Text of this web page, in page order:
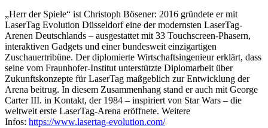
„Herr der Spiele“ ist Christoph Bösener: 2016 gründete er mit
LaserTag Evolution Düsseldorf eine der modernsten LaserTag-
Arenen Deutschlands – ausgestattet mit 33 Touchscreen-Phasern,
interaktiven Gadgets und einer bundesweit einzigartigen
Zuschauertribüne. Der diplomierte Wirtschaftsingenieur erklärt, dass
seine vom Fraunhofer-Institut unterstützte Diplomarbeit über
Zukunftskonzepte für LaserTag maßgeblich zur Entwicklung der
Arena beitrug. In diesem Zusammenhang stand er auch mit George
Carter III. in Kontakt, der 1984 – inspiriert von Star Wars – die
weltweit erste LaserTag-Arena eröffnete. Weitere
Infos: https://www.lasertag-evolution.com/